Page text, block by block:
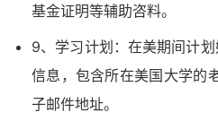
基金证明等辅助咨料。
9、学习计划：在美期间计
信息，包含所在美国大学的
子邮件地址。